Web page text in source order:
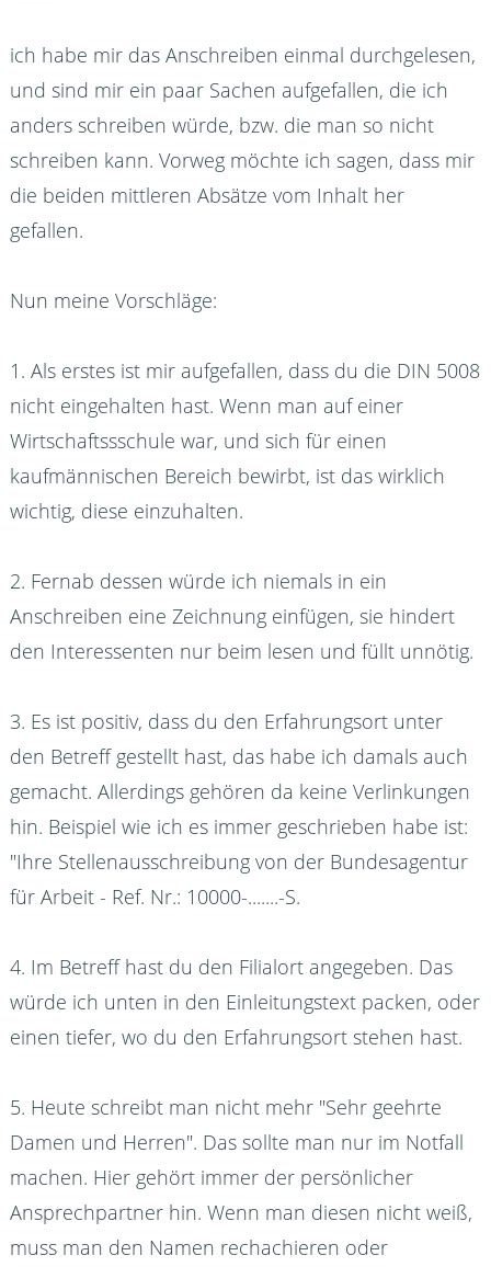
ich habe mir das Anschreiben einmal durchgelesen,
und sind mir ein paar Sachen aufgefallen, die ich
anders schreiben würde, bzw. die man so nicht
schreiben kann. Vorweg möchte ich sagen, dass mir
die beiden mittleren Absätze vom Inhalt her
gefallen.
Nun meine Vorschläge:
1. Als erstes ist mir aufgefallen, dass du die DIN 5008
nicht eingehalten hast. Wenn man auf einer
Wirtschaftssschule war, und sich für einen
kaufmännischen Bereich bewirbt, ist das wirklich
wichtig, diese einzuhalten.
2. Fernab dessen würde ich niemals in ein
Anschreiben eine Zeichnung einfügen, sie hindert
den Interessenten nur beim lesen und füllt unnötig.
3. Es ist positiv, dass du den Erfahrungsort unter
den Betreff gestellt hast, das habe ich damals auch
gemacht. Allerdings gehören da keine Verlinkungen
hin. Beispiel wie ich es immer geschrieben habe ist:
"Ihre Stellenausschreibung von der Bundesagentur
für Arbeit - Ref. Nr.: 10000-.......-S.
4. Im Betreff hast du den Filialort angegeben. Das
würde ich unten in den Einleitungstext packen, oder
einen tiefer, wo du den Erfahrungsort stehen hast.
5. Heute schreibt man nicht mehr "Sehr geehrte
Damen und Herren". Das sollte man nur im Notfall
machen. Hier gehört immer der persönlicher
Ansprechpartner hin. Wenn man diesen nicht weiß,
muss man den Namen rechachieren oder